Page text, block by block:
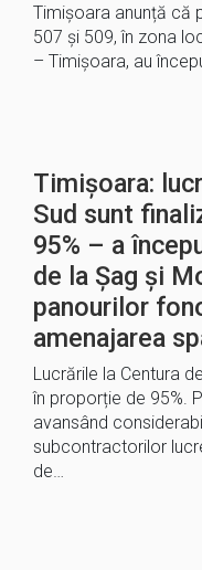
Timișoara anunță că
507 și 509, în zona
– Timișoara, au
Timișoara:
Sud sunt
95% – a
de la Șag și
panourilor
amenajarea
Lucrările la Centura
în proporție de 95%.
avansând
subcontractorilor
de…